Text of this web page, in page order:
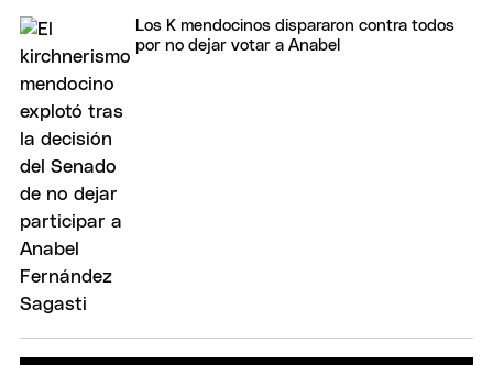
Los K mendocinos dispararon contra todos
por no dejar votar a Anabel